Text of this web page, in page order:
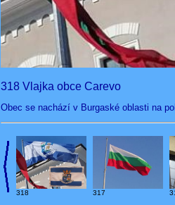
318 Vlajka obce Carevo
Obec se nachází v Burgaské oblasti na
318 317